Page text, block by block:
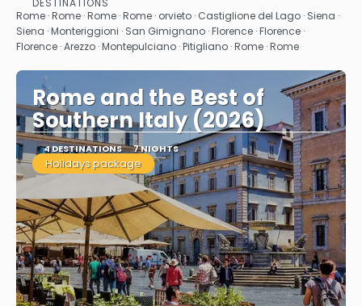
See
Rome · Rome · Rome · Rome · orvieto · Castiglione del Lago · Siena ·
Siena · Monteriggioni · San Gimignano · Florence · Florence ·
Florence · Arezzo · Montepulciano · Pitigliano · Rome · Rome
Rome and the Best of
Southern Italy (2026)
4 DESTINATIONS 7 NIGHTS
Holidays package